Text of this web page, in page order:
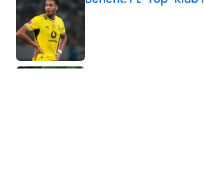
Published by on Invalid